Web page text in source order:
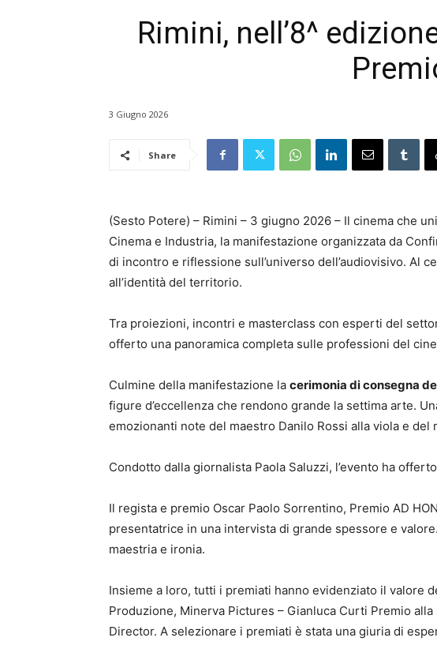
Rimini, nell’8^
3 Giugno 2026
Share
(Sesto Potere) – Rimini – 3 giugno 2026 – Il cinema che
Cinema e Industria, la manifestazione organizzata da
di incontro e riflessione sull’universo dell’audiovisivo. Al
all’identità del territorio.
Tra proiezioni, incontri e masterclass con esperti del
offerto una panoramica completa sulle professioni del
Culmine della manifestazione la cerimonia di consegna
figure d’eccellenza che rendono grande la settima arte.
emozionanti note del maestro Danilo Rossi alla viola e
Condotto dalla giornalista Paola Saluzzi, l’evento ha
Il regista e premio Oscar Paolo Sorrentino, Premio AD
presentatrice in una intervista di grande spessore e
maestria e ironia.
Insieme a loro, tutti i premiati hanno evidenziato il valore
Produzione, Minerva Pictures – Gianluca Curti Premio
Director. A selezionare i premiati è stata una giuria di